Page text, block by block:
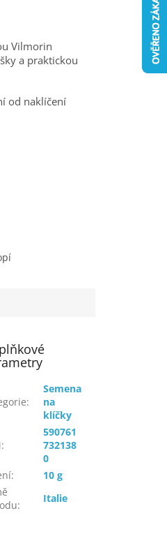
Vilmorin
a praktickou
od naklíčení
:
Semena
na
klíčky
:
590761
732138
0
:
10 g
:
Italie